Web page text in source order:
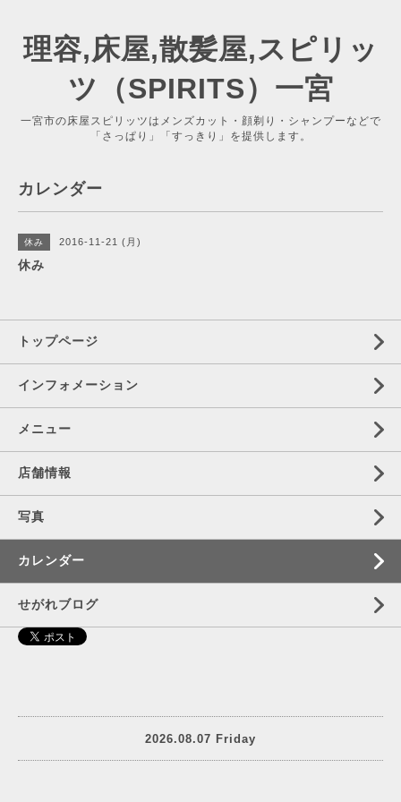
理容,床屋,散髪屋,スピリッ
ツ（SPIRITS）一宮
一宮市の床屋スピリッツはメンズカット・顔剃り・シャンプーなどで
「さっぱり」「すっきり」を提供します。
カレンダー
休み 2016-11-21 (月)
休み
トップページ
インフォメーション
メニュー
店舗情報
写真
カレンダー
せがれブログ
2026.08.07 Friday